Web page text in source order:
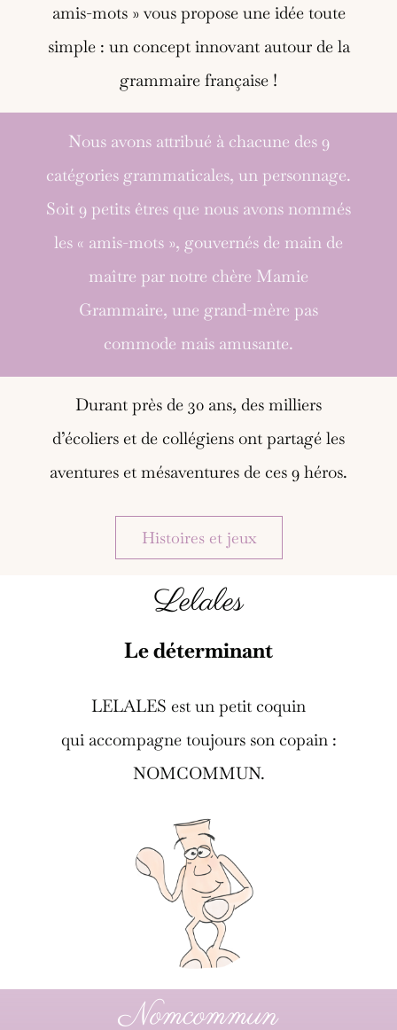
amis-mots » vous propose une idée toute
simple : un concept innovant autour de la
grammaire française !
Nous avons attribué à chacune des 9
catégories grammaticales, un personnage.
Soit 9 petits êtres que nous avons nommés
les « amis-mots », gouvernés de main de
maître par notre chère Mamie
Grammaire, une grand-mère pas
commode mais amusante.
Durant près de 30 ans, des milliers
d’écoliers et de collégiens ont partagé les
aventures et mésaventures de ces 9 héros.
Histoires et jeux
Lelales
Le déterminant
LELALES est un petit coquin
qui accompagne toujours son copain :
NOMCOMMUN.
Nomcommun